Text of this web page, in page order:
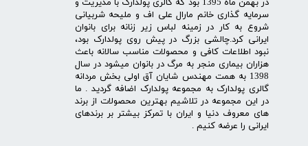
در بهمن ماه 1395 بود که گالری پولدارک با مدیریت و
سرمایه گذاری خانم مارال علی اف و ملیحه شربیانی
شروع به کار در زمینه لباس زیر زنانه برای بانوان
ایرانی کرد.چالشی بزرگ در پیش روی پولدارک بود،
نبود اطلاعات کافی و محصولات مناسب سالانه باعث
هزاران بیماری منجر به مرگ در بانوان میشود در سال
1398 به همت مهندس شایان آق اولی بخش مردانه
گالری پولدارک به مجموعه پولدارک اضافه گردید . ما
در این مجموعه در تلاشیم بهترین محصولات از برند
های معروف دنیا و ایران با تمرکز بیشتر بر برندهای
ایرانی را عرضه کنیم .​​​​​​​